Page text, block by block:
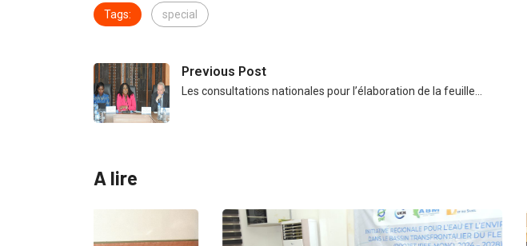
Tags: special
Previous Post
Les consultations nationales pour l’élaboration de la feuille…
A lire